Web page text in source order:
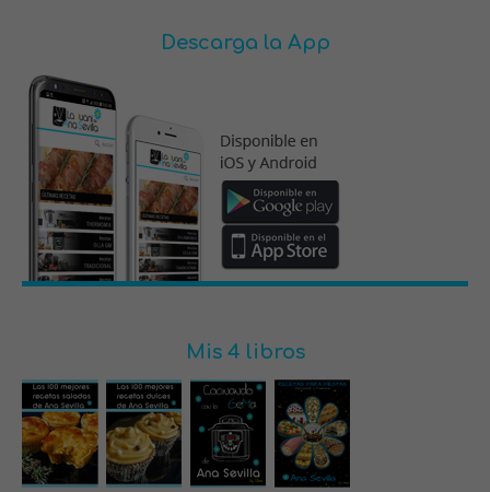
Descarga la App
Mis 4 libros